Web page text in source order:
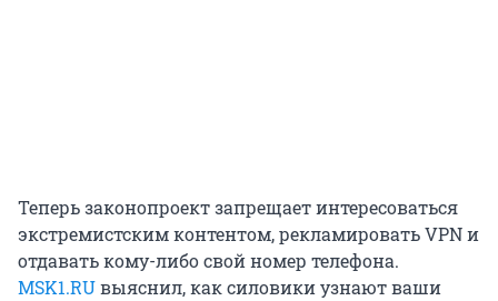
Теперь законопроект запрещает интересоваться
экстремистским контентом, рекламировать VPN и
отдавать кому-либо свой номер телефона.
MSK1.RUвыяснил, как силовики узнают ваши